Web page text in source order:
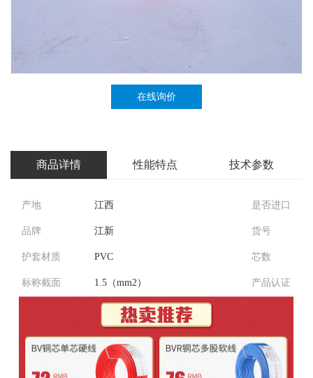
在线询价
商品详情 性能特点 技术参数
产地 江西 是否进口
品牌 江新 货号
护套材质 PVC 芯数
标称截面 1.5（mm2） 产品认证